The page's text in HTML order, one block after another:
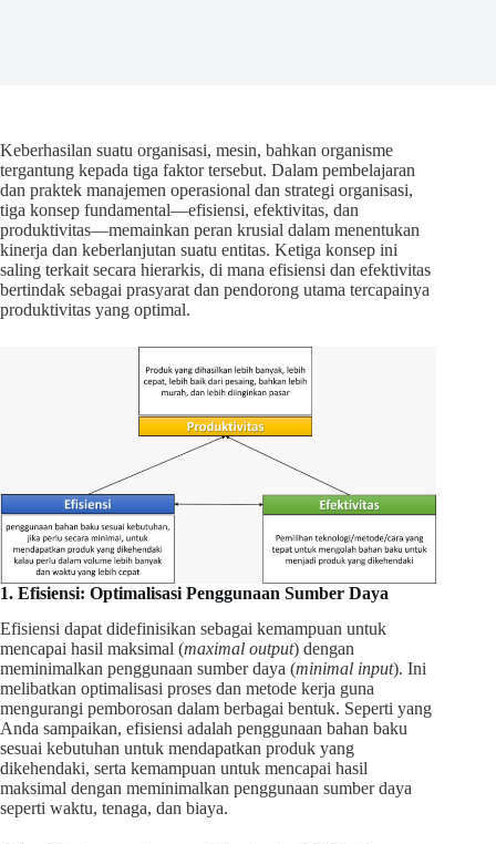
Keberhasilan suatu organisasi, mesin, bahkan organisme
tergantung kepada tiga faktor tersebut. Dalam pembelajaran
dan praktek manajemen operasional dan strategi organisasi,
tiga konsep fundamental—efisiensi, efektivitas, dan
produktivitas—memainkan peran krusial dalam menentukan
kinerja dan keberlanjutan suatu entitas. Ketiga konsep ini
saling terkait secara hierarkis, di mana efisiensi dan efektivitas
bertindak sebagai prasyarat dan pendorong utama tercapainya
produktivitas yang optimal.
1. Efisiensi: Optimalisasi Penggunaan Sumber Daya
Efisiensi dapat didefinisikan sebagai kemampuan untuk
mencapai hasil maksimal (maximal output) dengan
meminimalkan penggunaan sumber daya (minimal input). Ini
melibatkan optimalisasi proses dan metode kerja guna
mengurangi pemborosan dalam berbagai bentuk. Seperti yang
Anda sampaikan, efisiensi adalah penggunaan bahan baku
sesuai kebutuhan untuk mendapatkan produk yang
dikehendaki, serta kemampuan untuk mencapai hasil
maksimal dengan meminimalkan penggunaan sumber daya
seperti waktu, tenaga, dan biaya.